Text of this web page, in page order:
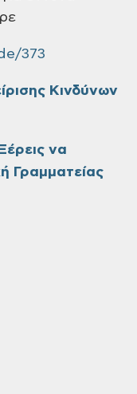
373
Κινδύνων
να
Γραμματείας